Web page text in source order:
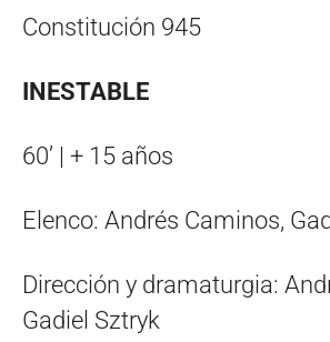
Constitución 945
INESTABLE
60’ | + 15 años
Elenco: Andrés Caminos,
Dirección y dramaturgia:
Gadiel Sztryk